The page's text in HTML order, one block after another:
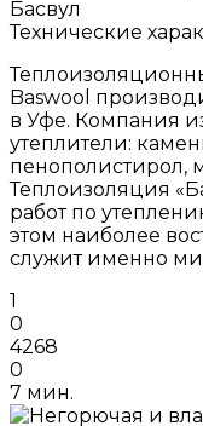
Технические
Baswool
в Уфе. Компания
утеплители:
пенополистирол,
Теплоизоляция
работ по
этом наиболее
служит именно
1
0
4268
0
7 мин.